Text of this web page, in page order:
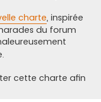
charte, inspirée
du forum
cette charte afin